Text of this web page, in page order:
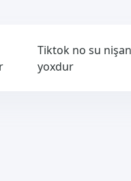
Tiktok no su
yoxdur